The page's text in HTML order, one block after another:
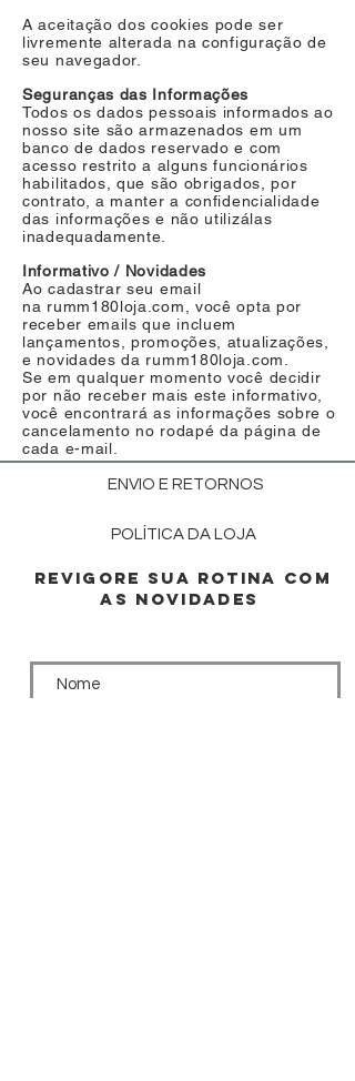
A aceitação dos cookies pode ser
livremente alterada na configuração de
seu navegador.
Seguranças das Informações
Todos os dados pessoais informados ao
nosso site são armazenados em um
banco de dados reservado e com
acesso restrito a alguns funcionários
habilitados, que são obrigados, por
contrato, a manter a confidencialidade
das informações e não utilizá­las
inadequadamente.
Informativo / Novidades
Ao cadastrar seu email
na rumm180loja.com, você opta por
receber emails que incluem
lançamentos, promoções, atualizações,
e novidades da rumm180loja.com.
Se em qualquer momento você decidir
por não receber mais este informativo,
você encontrará as informações sobre o
cancelamento no rodapé da página de
cada e-mail.
ENVIO E RETORNOS
POLÍTICA DA LOJA
REVIGORE SUA ROTINA COM
AS NOVIDADES